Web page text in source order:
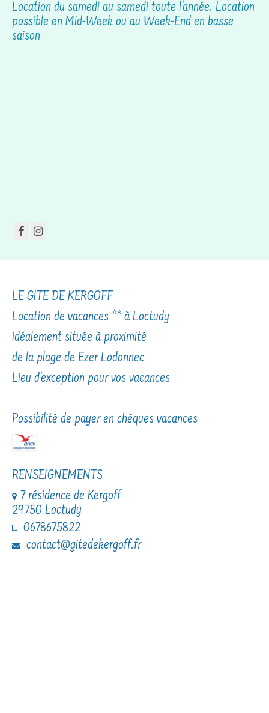
Location du samedi au samedi toute l'année. Location
possible en Mid-Week ou au Week-End en basse
saison
LE GITE DE KERGOFF
Location de vacances ** à Loctudy
idéalement située à proximité
de la plage de Ezer Lodonnec
Lieu d'exception pour vos vacances
Possibilité de payer en chèques vacances
RENSEIGNEMENTS
7 résidence de Kergoff
29750 Loctudy
0678675822
contact@gitedekergoff.fr